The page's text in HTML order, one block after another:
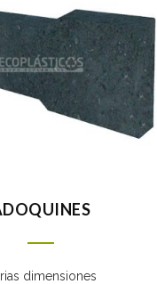
dimensiones